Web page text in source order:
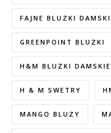
FAJNE BLUZKI
GREENPOINT BLUZKI
H&M BLUZKI DAMSKIE
H & M SWETRY
MANGO BLUZY